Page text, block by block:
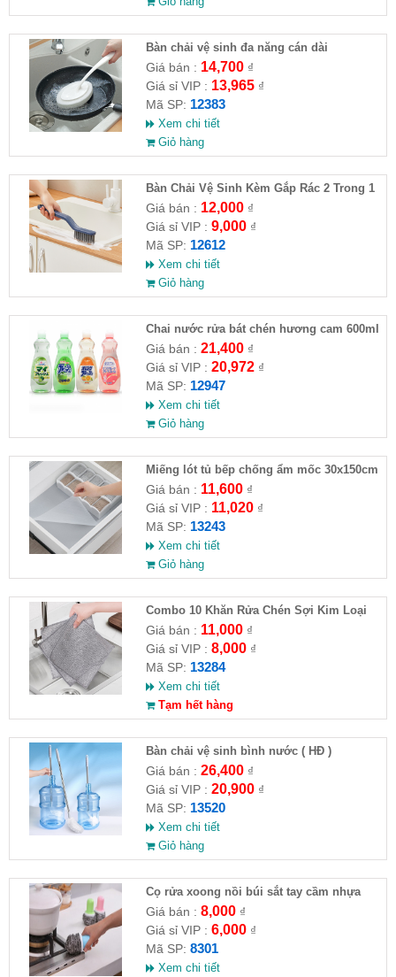
Bàn chải vệ sinh đa năng cán dài
Giá bán : 14,700₫
Giá sỉ VIP : 13,965₫
Mã SP: 12383
Xem chi tiết
Giỏ hàng
Bàn Chải Vệ Sinh Kèm Gắp Rác 2 Trong 1
Đa Năng
Giá bán : 12,000₫
Giá sỉ VIP : 9,000₫
Mã SP: 12612
Xem chi tiết
Giỏ hàng
Chai nước rửa bát chén hương cam 600ml
Rocket hàng Nhật
Giá bán : 21,400₫
Giá sỉ VIP : 20,972₫
Mã SP: 12947
Xem chi tiết
Giỏ hàng
Miếng lót tủ bếp chống ẩm mốc 30x150cm
Giá bán : 11,600₫
Giá sỉ VIP : 11,020₫
Mã SP: 13243
Xem chi tiết
Giỏ hàng
Combo 10 Khăn Rửa Chén Sợi Kim Loại
Giá bán : 11,000₫
Giá sỉ VIP : 8,000₫
Mã SP: 13284
Xem chi tiết
Tạm hết hàng
Bàn chải vệ sinh bình nước ( HĐ )
Giá bán : 26,400₫
Giá sỉ VIP : 20,900₫
Mã SP: 13520
Xem chi tiết
Giỏ hàng
Cọ rửa xoong nồi búi sắt tay cầm nhựa
Giá bán : 8,000₫
Giá sỉ VIP : 6,000₫
Mã SP: 8301
Xem chi tiết